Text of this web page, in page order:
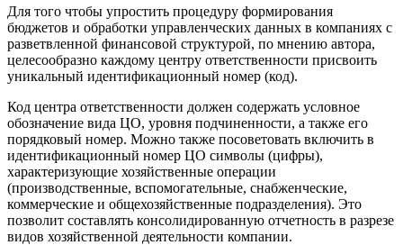
Для того чтобы упростить процедуру формирования
бюджетов и обработки управленческих данных в компаниях с
разветвленной финансовой структурой, по мнению автора,
целесообразно каждому центру ответственности присвоить
уникальный идентификационный номер (код).
Код центра ответственности должен содержать условное
обозначение вида ЦО, уровня подчиненности, а также его
порядковый номер. Можно также посоветовать включить в
идентификационный номер ЦО символы (цифры),
характеризующие хозяйственные операции
(производственные, вспомогательные, снабженческие,
коммерческие и общехозяйственные подразделения). Это
позволит составлять консолидированную отчетность в разрезе
видов хозяйственной деятельности компании.